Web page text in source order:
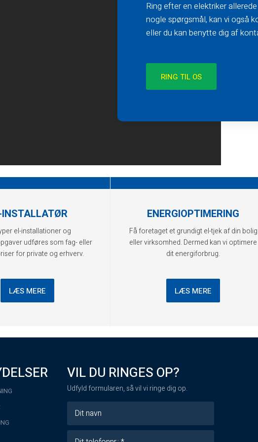
Ring efter en elektriker
nogle spørgsmål, kan vi også
eller du kan benytte dig af
RING TIL OS​
INSTALLATØR
el-installationer og
udføres som fag- eller
for private og erhverv.
LÆS MERE
ENERGIOPTIMERING
Få foretaget et grundigt el-tjek af din bolig
eller virksomhed. Dermed kan vi optimere
dit energiforbrug.
LÆS MERE
VIL DU RINGES OP?
Udfyld formularen, så vil vi ringe dig op.